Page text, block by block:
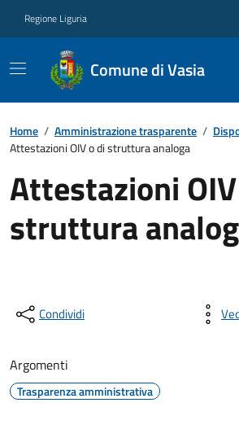
Regione Liguria
Comune di Vasia
Home / Amministrazione trasparente /
Attestazioni OIV o di struttura analoga
Attestazioni
struttura
Condividi
Argomenti
Trasparenza amministrativa